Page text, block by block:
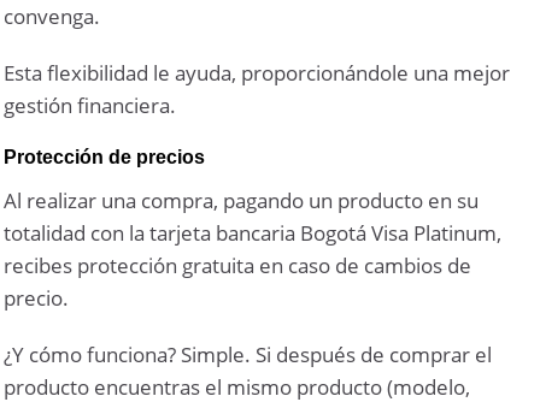
convenga.
Esta flexibilidad le ayuda, proporcionándole una mejor
gestión financiera.
Protección de precios
Al realizar una compra, pagando un producto en su
totalidad con la tarjeta bancaria Bogotá Visa Platinum,
recibes protección gratuita en caso de cambios de
precio.
¿Y cómo funciona? Simple. Si después de comprar el
producto encuentras el mismo producto (modelo,